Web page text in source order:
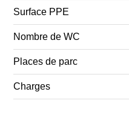
Surface PPE
Nombre de WC
Places de parc
Charges